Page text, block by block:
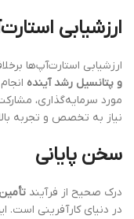
ارزشیابی
ارزشیابی استارت‌آپ‌ها
و پتانسیل رشد آینده
مورد سرمایه‌گذاری،
نیاز به تخصص و تجربه
سخن پایانی
درک صحیح از فرآیند
در دنیای کارآفرینی است.